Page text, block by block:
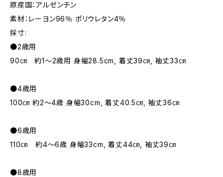
原産国：アルゼンチン
素材：レーヨン96％ ポリウレタン4％
採寸:
●2歳用
90㎝ 約1～2歳用 身幅28.5cm, 着丈39㎝, 袖丈33㎝
●4歳用
100㎝ 約2～4歳 身幅30cm, 着丈40.5㎝, 袖丈36㎝
●6歳用
110㎝ 約4～6歳 身幅33cm, 着丈44㎝, 袖丈39㎝
●8歳用